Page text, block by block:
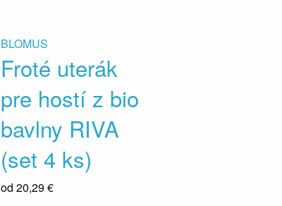
BLOMUS
Froté uterák
pre hostí z bio
bavlny RIVA
(set 4 ks)
od 20,29 €